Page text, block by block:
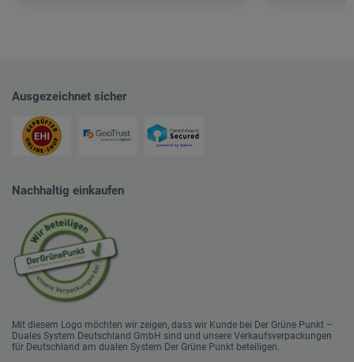
Ausgezeichnet sicher
Nachhaltig einkaufen
Mit diesem Logo möchten wir zeigen, dass wir Kunde bei Der Grüne Punkt –
Duales System Deutschland GmbH sind und unsere Verkaufsverpackungen
für Deutschland am dualen System Der Grüne Punkt beteiligen.